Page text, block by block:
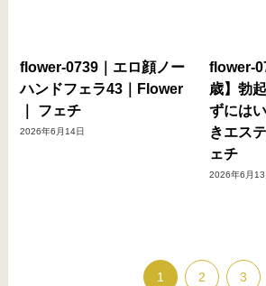
flower-0739｜エロ顔ノー
ハンドフェラ43｜Flower
｜ フェチ
2026年6月14日
flower-
歳】勃
ずには
きエス
ェチ
2026年6月13
1 2 3